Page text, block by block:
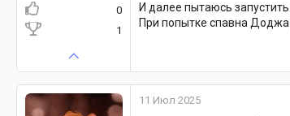
0
1
И далее пытаюсь
При попытке спавна
11 Июл 2025